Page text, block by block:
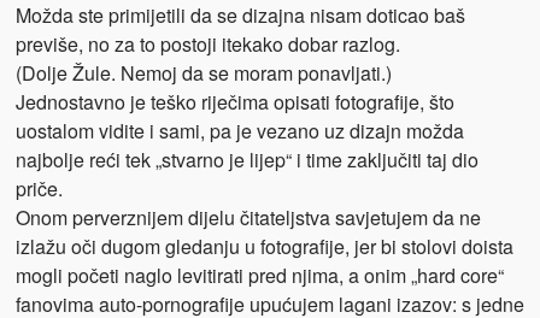
Možda ste primijetili da se dizajna nisam doticao baš
previše, no za to postoji itekako dobar razlog.
(Dolje Žule. Nemoj da se moram ponavljati.)
Jednostavno je teško riječima opisati fotografije, što
uostalom vidite i sami, pa je vezano uz dizajn možda
najbolje reći tek „stvarno je lijep“ i time zaključiti taj dio
priče.
Onom perverznijem dijelu čitateljstva savjetujem da ne
izlažu oči dugom gledanju u fotografije, jer bi stolovi doista
mogli početi naglo levitirati pred njima, a onim „hard core“
fanovima auto-pornografije upućujem lagani izazov: s jedne